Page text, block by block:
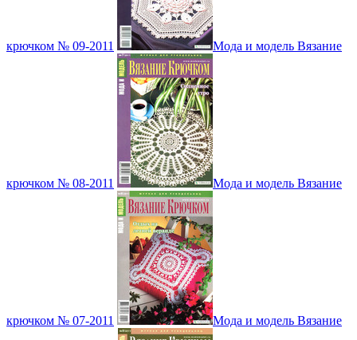
крючком № 09-2011 Мода и модель Вязание
крючком № 08-2011 Мода и модель Вязание
крючком № 07-2011 Мода и модель Вязание